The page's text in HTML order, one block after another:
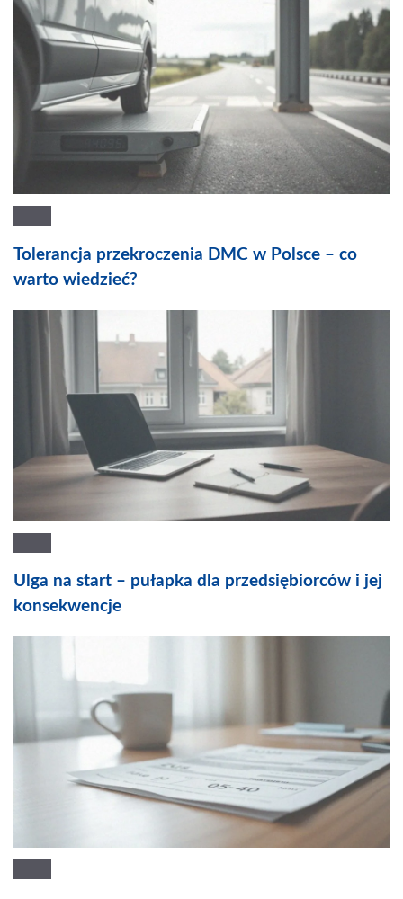
Tolerancja przekroczenia DMC w Polsce – co
warto wiedzieć?
Ulga na start – pułapka dla przedsiębiorców i jej
konsekwencje